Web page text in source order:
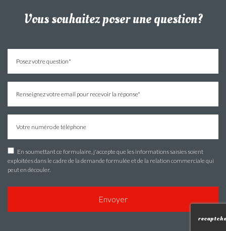
Vous souhaitez poser une question?
En soumettant ce formulaire, j'accepte que les informations saisies soient
exploitées dans le cadre de la demande formulée et de la relation commerciale qui
peut en découler.